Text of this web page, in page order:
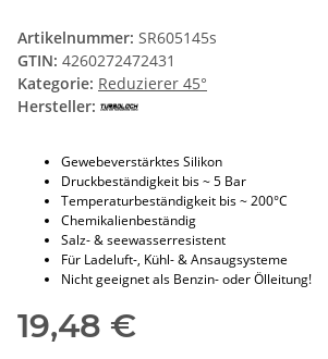
Artikelnummer: SR605145s
GTIN: 4260272472431
Kategorie: Reduzierer 45°
Hersteller:
Gewebeverstärktes Silikon
Druckbeständigkeit bis ~ 5 Bar
Temperaturbeständigkeit bis ~ 200°C
Chemikalienbeständig
Salz- & seewasserresistent
Für Ladeluft-, Kühl- & Ansaugsysteme
Nicht geeignet als Benzin- oder Ölleitung!
19,48 €